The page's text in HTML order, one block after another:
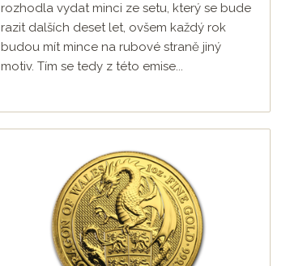
rozhodla vydat minci ze setu, který se bude
razit dalších deset let, ovšem každý rok
budou mít mince na rubové straně jiný
motiv. Tím se tedy z této emise...